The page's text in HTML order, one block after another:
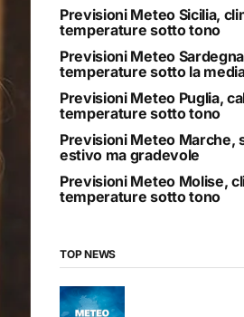
Previsioni Meteo Sicilia,
temperature sotto tono
Previsioni Meteo
temperature sotto la
Previsioni Meteo Puglia,
temperature sotto tono
Previsioni Meteo Marche,
estivo ma gradevole
Previsioni Meteo Molise,
temperature sotto tono
TOP NEWS